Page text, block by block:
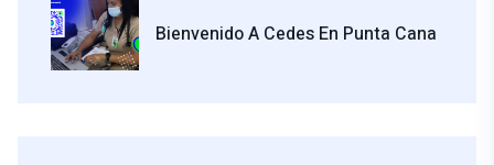
Bienvenido A Cedes En Punta Cana